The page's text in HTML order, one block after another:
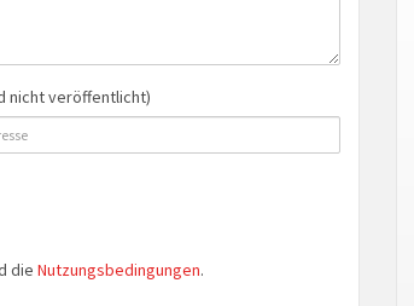
nicht veröffentlicht)
die Nutzungsbedingungen.